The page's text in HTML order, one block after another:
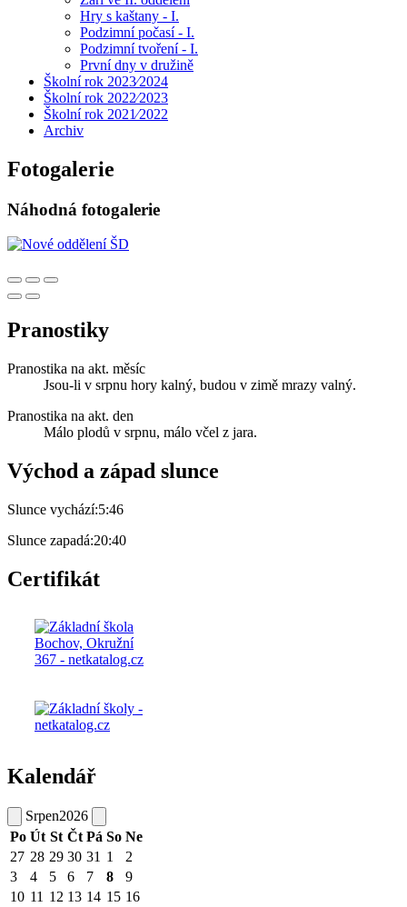
Hry s kaštany - I.
Podzimní počasí - I.
Podzimní tvoření - I.
První dny v družině
Školní rok 2023⁄2024
Školní rok 2022⁄2023
Školní rok 2021⁄2022
Archiv
Fotogalerie
Náhodná fotogalerie
Pranostiky
Pranostika na akt. měsíc
Jsou-li v srpnu hory kalný, budou v zimě mrazy valný.
Pranostika na akt. den
Málo plodů v srpnu, málo včel z jara.
Východ a západ slunce
Slunce vychází:5:46
Slunce zapadá:20:40
Certifikát
Kalendář
Srpen2026
Po Út St Čt Pá So Ne
27 28 29 30 31 1
2
3
4 5 6 7 8
9
10 11 12 13 14 15 16